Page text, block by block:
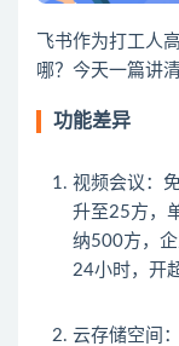
飞书作为打工人
哪？今天一篇讲
功能差异
视频会议 ：
升至25方，
纳500方，
24小时，开
云存储空间